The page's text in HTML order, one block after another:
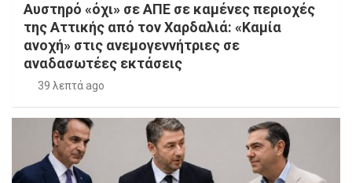
Αυστηρό «όχι» σε ΑΠΕ σε καμένες περιοχές
της Αττικής από τον Χαρδαλιά: «Καμία
ανοχή» στις ανεμογεννήτριες σε
αναδασωτέες εκτάσεις
39 λεπτά ago